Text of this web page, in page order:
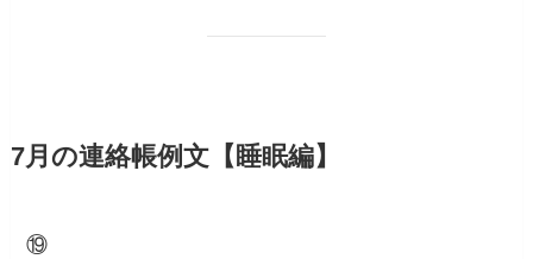
7月の連絡帳例文【睡眠編】
⑲